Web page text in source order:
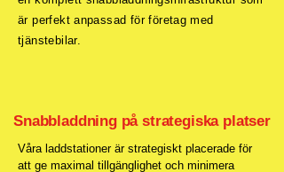
är perfekt anpassad för företag med
tjänstebilar.
Snabbladdning på strategiska platser
Våra laddstationer är strategiskt placerade för
att ge maximal tillgänglighet och minimera